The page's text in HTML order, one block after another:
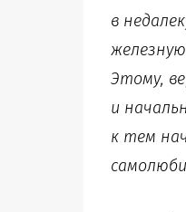
в
Этому,
и
к тем